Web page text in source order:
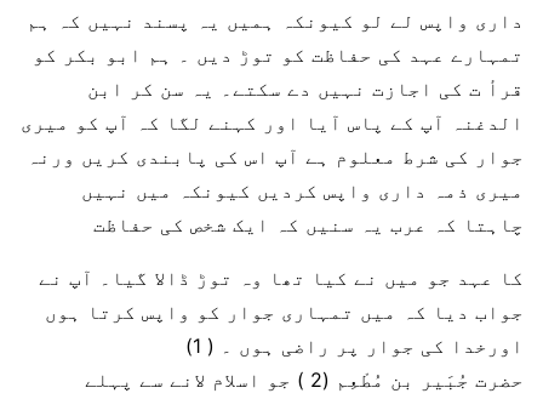
داری واپس لے لو کیونکہ ہمیں یہ پسند نہیں کہ ہم
تمہارے عہد کی حفاظت کو توڑ دیں ۔ ہم ابو بکر کو
قرأ ت کی اجازت نہیں دے سکتے۔ یہ سن کر ابن
الدغنہ آپ کے پاس آیا اور کہنے لگا کہ آپ کو میری
جوار کی شرط معلوم ہے آپ اس کی پابندی کریں ورنہ
میری ذمہ داری واپس کردیں کیونکہ میں نہیں
چاہتا کہ عرب یہ سنیں کہ ایک شخص کی حفاظت
کا عہد جو میں نے کیا تھا وہ توڑ ڈالا گیا۔ آپ نے
جواب دیا کہ میں تمہاری جوار کو واپس کرتا ہوں
اورخدا کی جوار پر راضی ہوں ۔ ( 1)
حضرت جُبَیر بن مُطْعِم (2 ) جو اسلام لانے سے پہلے